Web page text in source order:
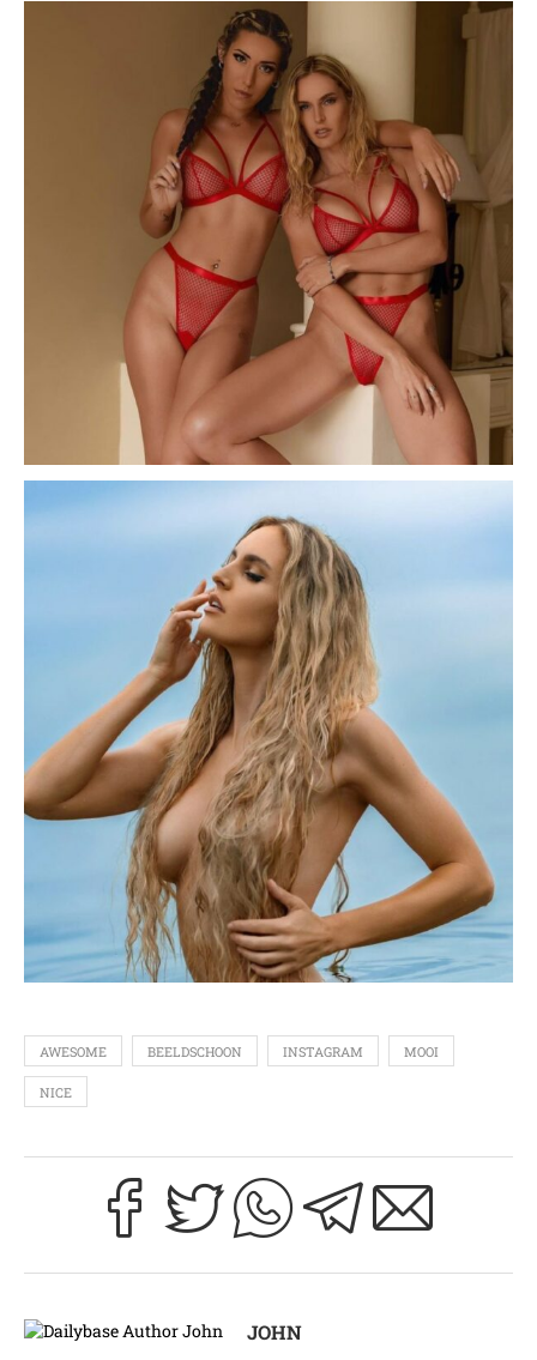
AWESOME BEELDSCHOON INSTAGRAM MOOI
NICE
JOHN